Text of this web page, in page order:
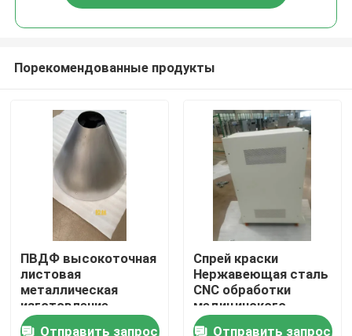
Главная страница
Продукция
О Компании
Порекомендованные продукты
ПВДФ высокоточная
листовая
металлическая
изготовление
Алюминий светлый
Отправить запрос
Спрей краски
Нержавеющая сталь
CNC обработки
медицинского
оборудования
Отправить запрос